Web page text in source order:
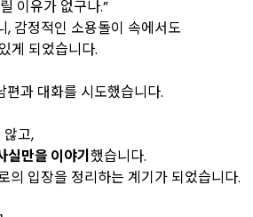
이유가 없구나.”
, 감정적인 소용돌이 속에서도
게 되었습니다.
편과 대화를 시도했습니다.
고,
실만을 이야기했습니다.
의 입장을 정리하는 계기가 되었습니다.